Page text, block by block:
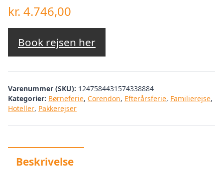
kr. 4.746,00
Book rejsen her
Varenummer (SKU): 1247584431574338884
Kategorier: Børneferie, Corendon, Efterårsferie, Familierejse,
Hoteller, Pakkerejser
Beskrivelse